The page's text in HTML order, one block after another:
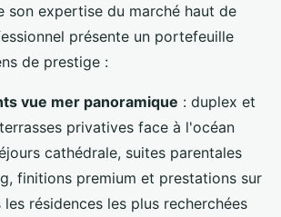
son expertise du marché haut de
présente un portefeuille
de prestige :
vue mer panoramique : duplex et
privatives face à l'océan
cathédrale, suites parentales
finitions premium et prestations sur
les résidences les plus recherchées